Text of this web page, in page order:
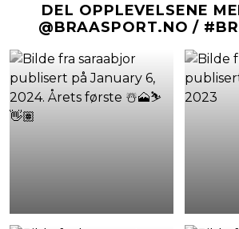
DEL OPPLEVELSENE
@BRAASPORT.NO /